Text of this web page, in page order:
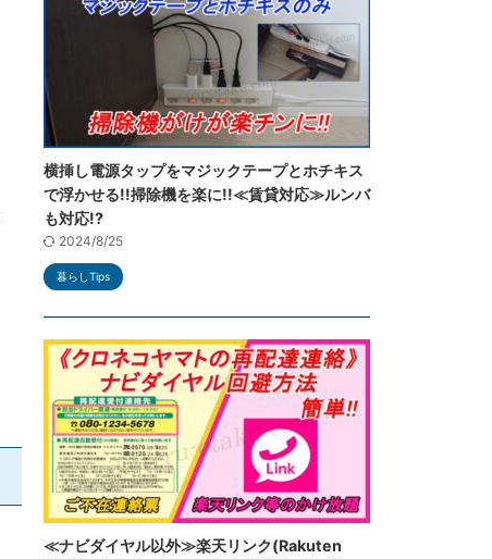
横挿し電源タップをマジックテープとホチキス
で浮かせる!!掃除機を楽に!!≪賃貸対応≫ルンバ
も対応!?
2024/8/25
暮らしTips
≪ナビダイヤル以外≫楽天リンク(Rakuten